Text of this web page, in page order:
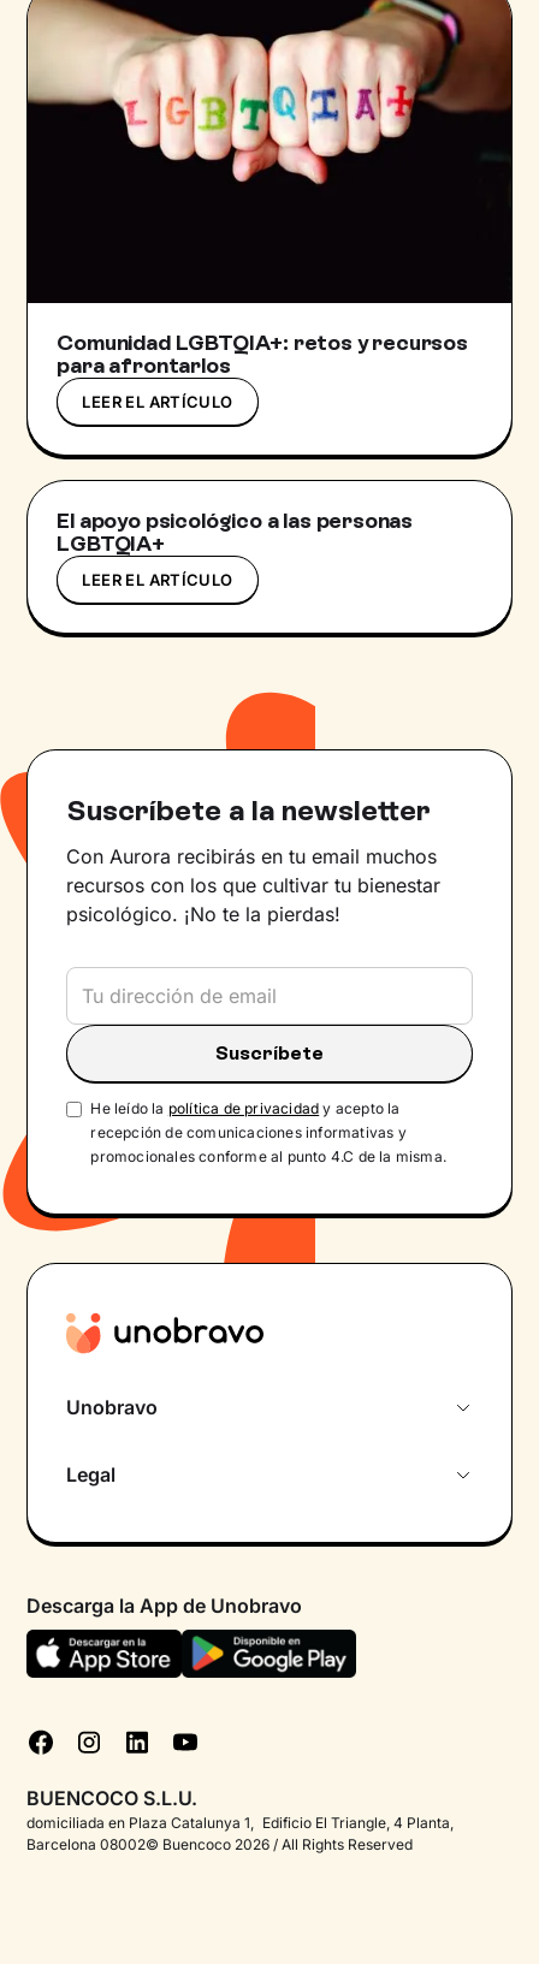
Comunidad LGBTQIA+: retos y recursos
para afrontarlos
LEER EL ARTÍCULO
El apoyo psicológico a las personas
LGBTQIA+
LEER EL ARTÍCULO
Suscríbete a la newsletter
Con Aurora recibirás en tu email muchos
recursos con los que cultivar tu bienestar
psicológico. ¡No te la pierdas!
He leído la política de privacidad y acepto la
recepción de comunicaciones informativas y
promocionales conforme al punto 4.C de la misma.
Unobravo
Psicólogo por chat
Ayuda urgente
FAQ
Corporate
Psicólogos para españoles en el extranjero
Legal
Política de privacidad
Declaración de accesibilidad
Gestionar cookies
Descarga la App de Unobravo
BUENCOCO S.L.U.
domiciliada en Plaza Catalunya 1, Edificio El Triangle, 4 Planta,
Barcelona 08002© Buencoco 2026 / All Rights Reserved